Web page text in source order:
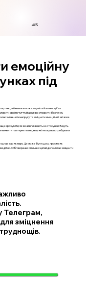
Login
емоційну
під
а й намагатися зрозуміти його емоції та
свої почуття. Важливо створити безпечну
зменшити напругу та зміцнити емоційний зв'язок.
зрозуміти, як вони впливають на стосунки. Ведіть
виявити паттерни поведінки, які можуть потребувати
вас як пару. Це може бути щось просте, як
дітей. Обговорення спільних цілей допомагає зміцнити
Телеграм,
зміцнення